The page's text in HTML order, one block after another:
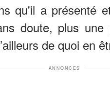
qu'il a présenté
doute, plus
de quoi en
ANNONCES